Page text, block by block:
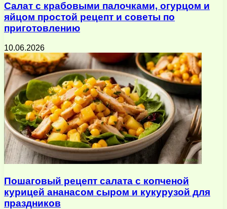
Салат с крабовыми палочками, огурцом и
яйцом простой рецепт и советы по
приготовлению
10.06.2026
Пошаговый рецепт салата с копченой
курицей ананасом сыром и кукурузой для
праздников